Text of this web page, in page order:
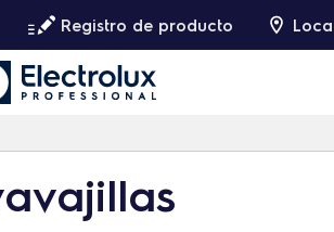
Registro de producto